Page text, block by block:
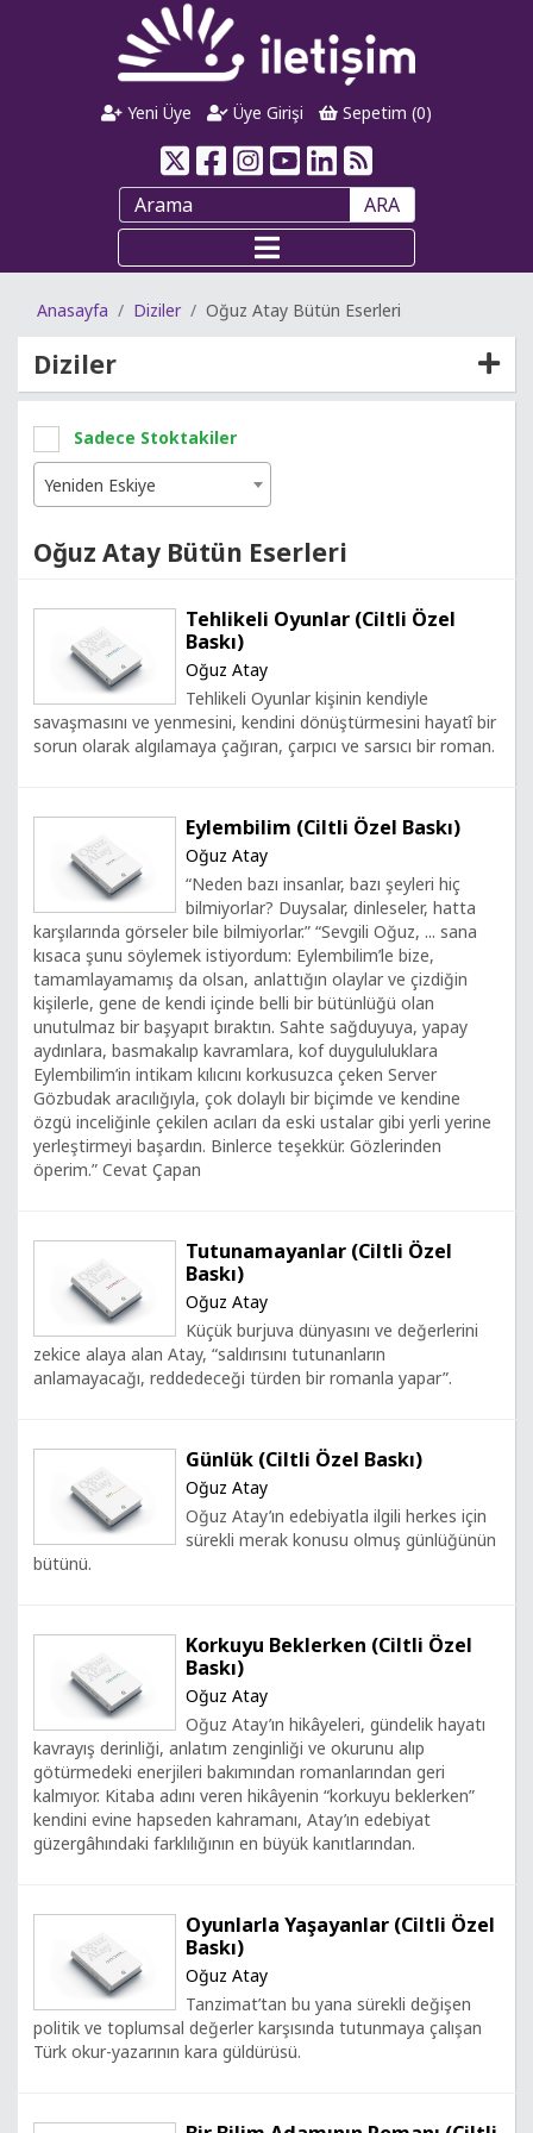
Yeni Üye Üye Girişi Sepetim (0)
ARA
Anasayfa Diziler Oğuz Atay Bütün Eserleri
Diziler
Sadece Stoktakiler
Yeniden Eskiye
Oğuz Atay Bütün Eserleri
Tehlikeli Oyunlar (Ciltli Özel
Baskı)
Oğuz Atay
Tehlikeli Oyunlar kişinin kendiyle
savaşmasını ve yenmesini, kendini dönüştürmesini hayatî bir
sorun olarak algılamaya çağıran, çarpıcı ve sarsıcı bir roman.
Eylembilim (Ciltli Özel Baskı)
Oğuz Atay
“Neden bazı insanlar, bazı şeyleri hiç
bilmiyorlar? Duysalar, dinleseler, hatta
karşılarında görseler bile bilmiyorlar.” “Sevgili Oğuz, ... sana
kısaca şunu söylemek istiyordum: Eylembilim’le bize,
tamamlayamamış da olsan, anlattığın olaylar ve çizdiğin
kişilerle, gene de kendi içinde belli bir bütünlüğü olan
unutulmaz bir başyapıt bıraktın. Sahte sağduyuya, yapay
aydınlara, basmakalıp kavramlara, kof duygululuklara
Eylembilim’in intikam kılıcını korkusuzca çeken Server
Gözbudak aracılığıyla, çok dolaylı bir biçimde ve kendine
özgü inceliğinle çekilen acıları da eski ustalar gibi yerli yerine
yerleştirmeyi başardın. Binlerce teşekkür. Gözlerinden
öperim.” Cevat Çapan
Tutunamayanlar (Ciltli Özel
Baskı)
Oğuz Atay
Küçük burjuva dünyasını ve değerlerini
zekice alaya alan Atay, “saldırısını tutunanların
anlamayacağı, reddedeceği türden bir romanla yapar”.
Günlük (Ciltli Özel Baskı)
Oğuz Atay
Oğuz Atay’ın edebiyatla ilgili herkes için
sürekli merak konusu olmuş günlüğünün
bütünü.
Korkuyu Beklerken (Ciltli Özel
Baskı)
Oğuz Atay
Oğuz Atay’ın hikâyeleri, gündelik hayatı
kavrayış derinliği, anlatım zenginliği ve okurunu alıp
götürmedeki enerjileri bakımından romanlarından geri
kalmıyor. Kitaba adını veren hikâyenin “korkuyu beklerken”
kendini evine hapseden kahramanı, Atay’ın edebiyat
güzergâhındaki farklılığının en büyük kanıtlarından.
Oyunlarla Yaşayanlar (Ciltli Özel
Baskı)
Oğuz Atay
Tanzimat’tan bu yana sürekli değişen
politik ve toplumsal değerler karşısında tutunmaya çalışan
Türk okur-yazarının kara güldürüsü.